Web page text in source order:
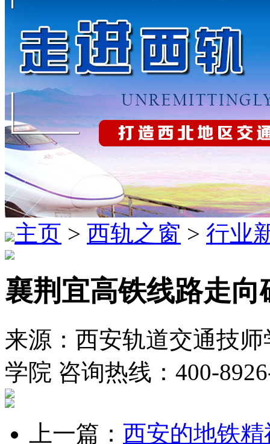
主页 > 西轨之窗 > 行业
襄荆宜高铁线路走
来源：西安轨道交通技
学院 咨询热线：400-
上一篇： 西安的地铁精